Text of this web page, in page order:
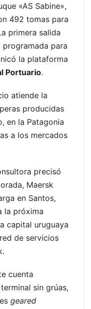
«AS Sabine»,
492 tomas para
primera salida
programada para
la plataforma
Portuario.
atiende la
producidas
en la Patagonia
a los mercados
precisó
Maersk
en Santos,
la próxima
capital uruguaya
de servicios
cuenta
sin grúas,
geared